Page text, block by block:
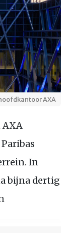
AXA
AXA
In
bijna dertig